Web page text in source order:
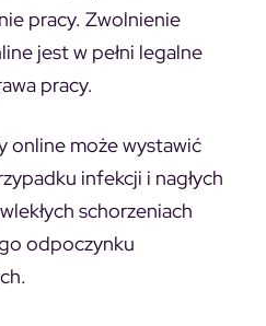
pracy. Zwolnienie
jest w pełni legalne
pracy.
online może wystawić
infekcji i nagłych
schorzeniach
odpoczynku